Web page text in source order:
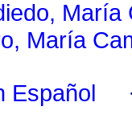
María
María
Español